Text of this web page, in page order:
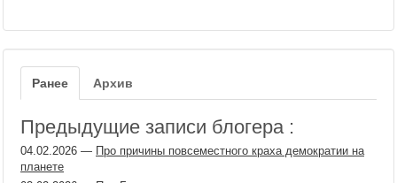
Ранее Архив
Предыдущие записи блогера :
04.02.2026 — Про причины повсеместного краха демократии на
планете